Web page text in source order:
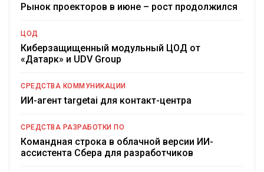
Рынок проекторов в июне – рост продолжился
ЦОД
Киберзащищенный модульный ЦОД от
«Датарк» и UDV Group
СРЕДСТВА КОММУНИКАЦИИ
ИИ-агент targetai для контакт-центра
СРЕДСТВА РАЗРАБОТКИ ПО
Командная строка в облачной версии ИИ-
ассистента Сбера для разработчиков